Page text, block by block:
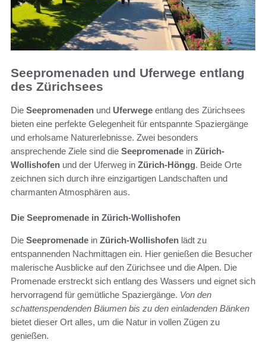
Seepromenaden und Uferwege entlang
des Zürichsees
Die Seepromenaden und Uferwege entlang des Zürichsees
bieten eine perfekte Gelegenheit für entspannte Spaziergänge
und erholsame Naturerlebnisse. Zwei besonders
ansprechende Ziele sind die Seepromenade in Zürich-
Wollishofen und der Uferweg in Zürich-Höngg. Beide Orte
zeichnen sich durch ihre einzigartigen Landschaften und
charmanten Atmosphären aus.
Die Seepromenade in Zürich-Wollishofen
Die Seepromenade in Zürich-Wollishofen lädt zu
entspannenden Nachmittagen ein. Hier genießen die Besucher
malerische Ausblicke auf den Zürichsee und die Alpen. Die
Promenade erstreckt sich entlang des Wassers und eignet sich
hervorragend für gemütliche Spaziergänge. Von den
schattenspendenden Bäumen bis zu den einladenden Bänken
bietet dieser Ort alles, um die Natur in vollen Zügen zu
genießen.